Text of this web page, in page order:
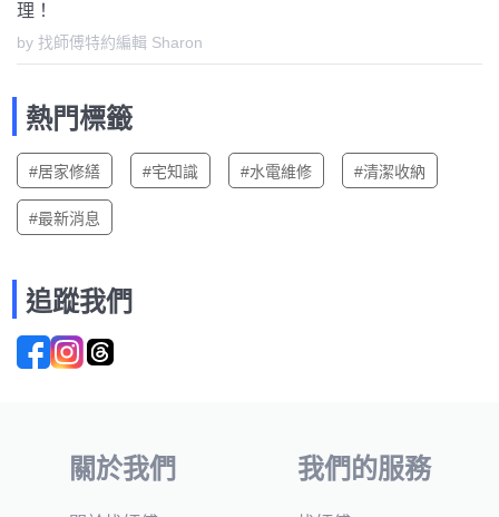
理！
by 找師傅特約編輯 Sharon
熱門標籤
#居家修繕 #宅知識 #水電維修 #清潔收納
#最新消息
追蹤我們
關於我們 我們的服務